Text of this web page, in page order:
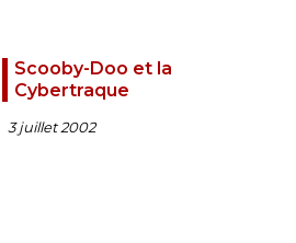
Scooby-Doo et la
Cybertraque
3 juillet 2002